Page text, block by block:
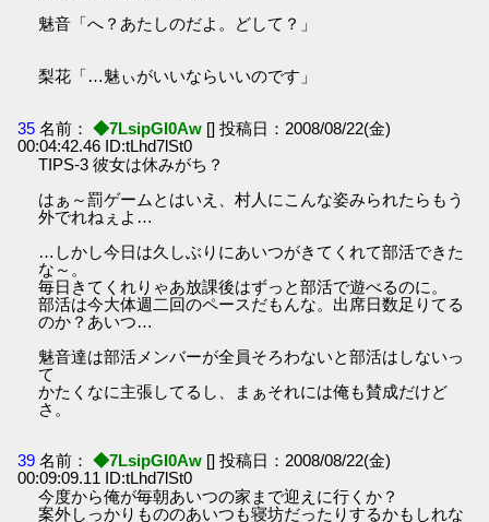
魅音「へ？あたしのだよ。どして？」
梨花「…魅ぃがいいならいいのです」
35 名前： ◆7LsipGI0Aw [] 投稿日：2008/08/22(金)
00:04:42.46 ID:tLhd7lSt0
TIPS-3 彼女は休みがち？
はぁ～罰ゲームとはいえ、村人にこんな姿みられたらもう
外でれねぇよ…
…しかし今日は久しぶりにあいつがきてくれて部活できた
な～。
毎日きてくれりゃあ放課後はずっと部活で遊べるのに。
部活は今大体週二回のペースだもんな。出席日数足りてる
のか？あいつ…
魅音達は部活メンバーが全員そろわないと部活はしないっ
て
かたくなに主張してるし、まぁそれには俺も賛成だけど
さ。
39 名前： ◆7LsipGI0Aw [] 投稿日：2008/08/22(金)
00:09:09.11 ID:tLhd7lSt0
今度から俺が毎朝あいつの家まで迎えに行くか？
案外しっかりもののあいつも寝坊だったりするかもしれな